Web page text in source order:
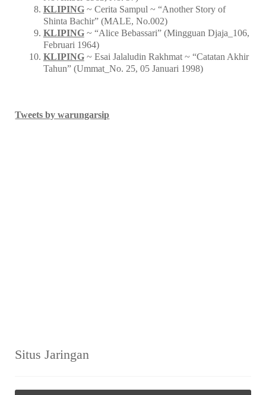
KLIPING~ Cerita Sampul ~ “Another Story of
Shinta Bachir” (MALE, No.002)
KLIPING~ “Alice Bebassari” (Mingguan Djaja_106,
Februari 1964)
KLIPING~ Esai Jalaludin Rakhmat ~ “Catatan Akhir
Tahun” (Ummat_No. 25, 05 Januari 1998)
Tweets by warungarsip
Situs Jaringan